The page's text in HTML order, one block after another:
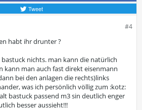
Tweet
#4
habt ihr drunter ?
nichts. man kann die natürlich
kann man auch fast direkt eisenmann
bei den anlagen die rechts)links
was ich persönlich völlig zum :kotz:
bastuck passend m3 sin deutlich enger
besser aussieht!!!